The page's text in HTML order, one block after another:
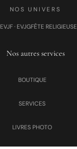
NOS UNIVERS
EVJF · EVJGFÊTE RELIGIEUSE
Nos autres services
BOUTIQUE
SERVICES
LIVRES PHOTO